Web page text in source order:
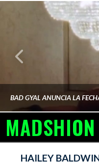
MADSHION
HAILEY